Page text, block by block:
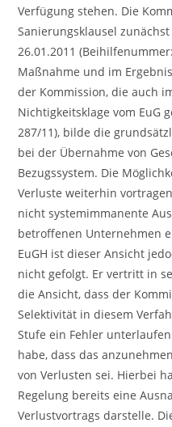
Verfügung stehen. Die
Sanierungsklausel
26.01.2011
Maßnahme und im
der Kommission, die auch
Nichtigkeitsklage vom EuG
287/11), bilde die
bei der Übernahme von
Bezugssystem. Die
Verluste weiterhin
nicht systemimmanente
betroffenen Unternehmen
EuGH ist dieser Ansicht
nicht gefolgt. Er vertritt in
die Ansicht, dass der
Selektivität in diesem
Stufe ein Fehler
habe, dass das
von Verlusten sei. Hierbei
Regelung bereits eine
Verlustvortrags darstelle.